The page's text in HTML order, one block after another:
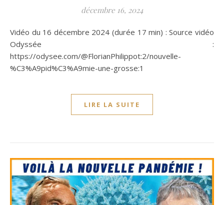
décembre 16, 2024
Vidéo du 16 décembre 2024 (durée 17 min) : Source vidéo
Odyssée :
https://odysee.com/@FlorianPhilippot:2/nouvelle-
%C3%A9pid%C3%A9mie-une-grosse:1
LIRE LA SUITE